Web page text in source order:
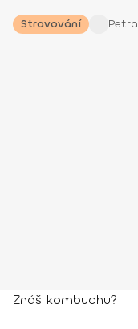
Stravování Petra
Znáš kombuchu?